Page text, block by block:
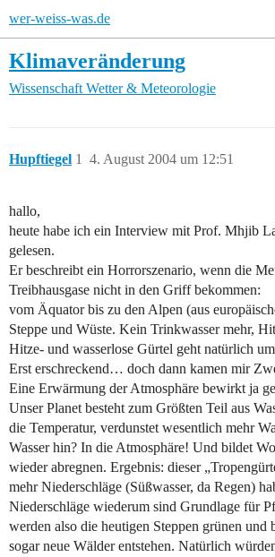
wer-weiss-was.de
Klimaveränderung
Wissenschaft Wetter & Meteorologie
Hupftiegel 4. August 2004 um 12:51
1
hallo,
heute habe ich ein Interview mit Prof. Mhjib
gelesen.
Er beschreibt ein Horrorszenario, wenn die
Treibhausgase nicht in den Griff bekommen:
vom Äquator bis zu den Alpen (aus
Steppe und Wüste. Kein Trinkwasser mehr,
Hitze- und wasserlose Gürtel geht natürlich
Erst erschreckend… doch dann kamen mir
Eine Erwärmung der Atmosphäre bewirkt ja
Unser Planet besteht zum Größten Teil aus
die Temperatur, verdunstet wesentlich mehr
Wasser hin? In die Atmosphäre! Und bildet
wieder abregnen. Ergebnis: dieser
mehr Niederschläge (Süßwasser, da Regen)
Niederschläge wiederum sind Grundlage für
werden also die heutigen Steppen grünen und
sogar neue Wälder entstehen. Natürlich